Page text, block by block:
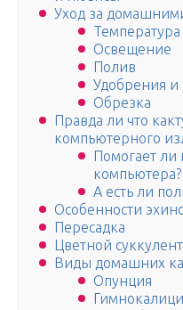
Уход за
Температура
Освещение
Полив
Удобрения и
Обрезка
Правда ли что
компьютерного
Помогает ли
компьютера?
А есть ли
Особенности
Пересадка
Цветной
Виды домашних
Опунция